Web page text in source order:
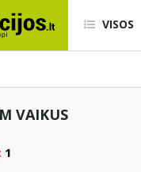
VISOS
VAIKUS
1